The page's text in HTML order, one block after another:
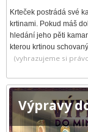
Krteček postrádá své
krtinami. Pokud máš
hledání jeho pěti
kterou krtinou
(vyhrazujeme si
Výpravy